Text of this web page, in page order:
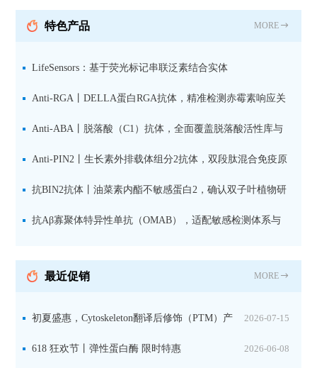
抗 现货
特色产品 MORE
LifeSensors：基于荧光标记串联泛素结合实体
（TUBE1(Alexa647)及试剂盒在高通量药物筛选和TR-FRET
技术中的应用
Anti-RGA丨DELLA蛋白RGA抗体，精准检测赤霉素响应关
键抑制因子
Anti-ABA丨脱落酸（C1）抗体，全面覆盖脱落酸活性库与
储存库
Anti-PIN2丨生长素外排载体组分2抗体，双段肽混合免疫原
设计方案
抗BIN2抗体丨油菜素内酯不敏感蛋白2，确认双子叶植物研
究数据特异性
抗Aβ寡聚体特异性单抗（OMAB），适配敏感检测体系与
最近促销 MORE
2026-07-15
初夏盛惠，Cytoskeleton翻译后修饰（PTM）产
品线放价啦！ 2026-06-08
618 狂欢节丨弹性蛋白酶 限时特惠